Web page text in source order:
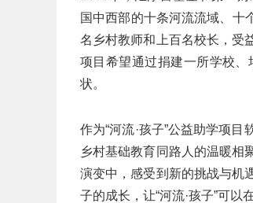
国中西部的十条河流流域、十
名乡村教师和上百名校长，受
项目希望通过捐建一所学校
状。
作为“河流·孩子”公益助学项
乡村基础教育同路人的温暖相
演变中，感受到新的挑战与机
子的成长，让“河流·孩子”可以